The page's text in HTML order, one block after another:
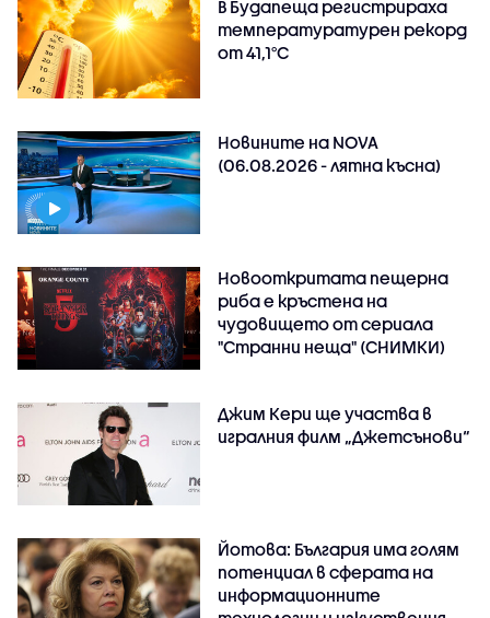
В Будапеща регистрираха
температуратурен рекорд
от 41,1°C
Новините на NOVA
(06.08.2026 - лятна късна)
Новооткритата пещерна
риба е кръстена на
чудовището от сериала
"Странни неща" (СНИМКИ)
Джим Кери ще участва в
игралния филм „Джетсънови“
Йотова: България има голям
потенциал в сферата на
информационните